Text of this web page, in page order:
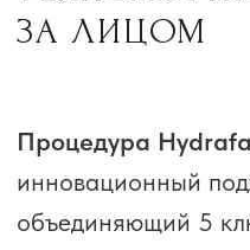
БОЛЕЕ 70% НАШИХ
КЛИЕНТОВ —
ХОТИТЕ ЗНАТЬ ПОЧЕМУ ОНИ
НАМ?